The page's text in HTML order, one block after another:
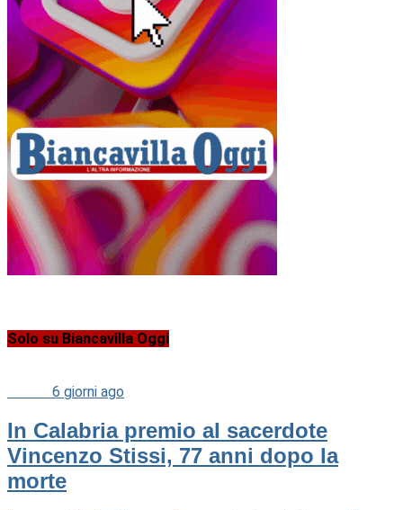
Solo su Biancavilla Oggi
6 giorni ago
In Calabria premio al sacerdote
Vincenzo Stissi, 77 anni dopo la
morte